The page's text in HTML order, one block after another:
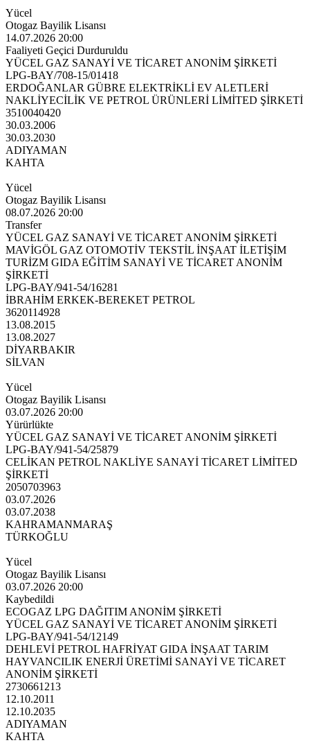
Yücel
Otogaz Bayilik Lisansı
14.07.2026 20:00
Faaliyeti Geçici Durduruldu
YÜCEL GAZ SANAYİ VE TİCARET ANONİM ŞİRKETİ
LPG-BAY/708-15/01418
ERDOĞANLAR GÜBRE ELEKTRİKLİ EV ALETLERİ
NAKLİYECİLİK VE PETROL ÜRÜNLERİ LİMİTED ŞİRKETİ
3510040420
30.03.2006
30.03.2030
ADIYAMAN
KAHTA
Yücel
Otogaz Bayilik Lisansı
08.07.2026 20:00
Transfer
YÜCEL GAZ SANAYİ VE TİCARET ANONİM ŞİRKETİ
MAVİGÖL GAZ OTOMOTİV TEKSTİL İNŞAAT İLETİŞİM
TURİZM GIDA EĞİTİM SANAYİ VE TİCARET ANONİM
ŞİRKETİ
LPG-BAY/941-54/16281
İBRAHİM ERKEK-BEREKET PETROL
3620114928
13.08.2015
13.08.2027
DİYARBAKIR
SİLVAN
Yücel
Otogaz Bayilik Lisansı
03.07.2026 20:00
Yürürlükte
YÜCEL GAZ SANAYİ VE TİCARET ANONİM ŞİRKETİ
LPG-BAY/941-54/25879
CELİKAN PETROL NAKLİYE SANAYİ TİCARET LİMİTED
ŞİRKETİ
2050703963
03.07.2026
03.07.2038
KAHRAMANMARAŞ
TÜRKOĞLU
Yücel
Otogaz Bayilik Lisansı
03.07.2026 20:00
Kaybedildi
ECOGAZ LPG DAĞITIM ANONİM ŞİRKETİ
YÜCEL GAZ SANAYİ VE TİCARET ANONİM ŞİRKETİ
LPG-BAY/941-54/12149
DEHLEVİ PETROL HAFRİYAT GIDA İNŞAAT TARIM
HAYVANCILIK ENERJİ ÜRETİMİ SANAYİ VE TİCARET
ANONİM ŞİRKETİ
2730661213
12.10.2011
12.10.2035
ADIYAMAN
KAHTA